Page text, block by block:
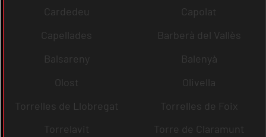
Cardedeu
Capolat
Capellades
Barberà del Vallès
Balsareny
Balenyà
Olost
Olivella
Torrelles de Llobregat
Torrelles de Foix
Torrelavit
Torre de Claramunt